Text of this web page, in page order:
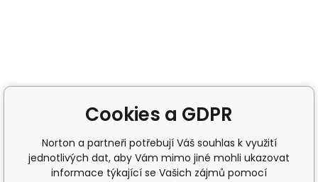
Cookies a GDPR
Norton a partneři potřebují Váš souhlas k využití
jednotlivých dat, aby Vám mimo jiné mohli ukazovat
informace týkající se Vašich zájmů pomocí